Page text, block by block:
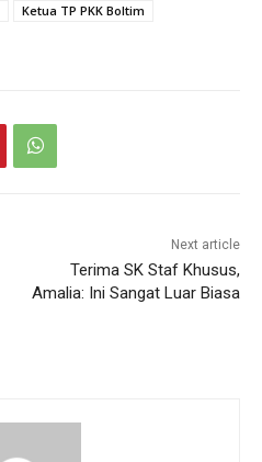
Ketua TP PKK Boltim
Next article
Terima SK Staf Khusus,
Amalia: Ini Sangat Luar Biasa